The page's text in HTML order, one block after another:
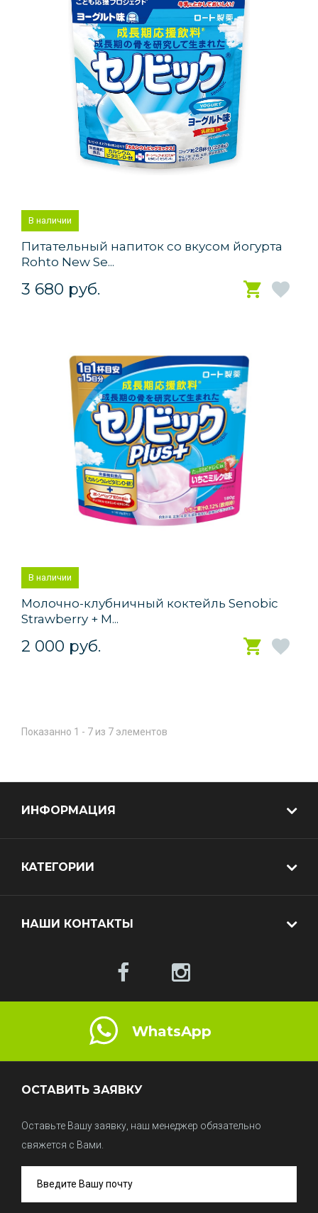
В наличии
Питательный напиток со вкусом йогурта
Rohto New Se...
3 680 руб.
В наличии
Молочно-клубничный коктейль Senobic
Strawberry + M...
2 000 руб.
Показанно 1 - 7 из 7 элементов
ИНФОРМАЦИЯ
КАТЕГОРИИ
НАШИ КОНТАКТЫ
WhatsApp
ОСТАВИТЬ ЗАЯВКУ
Оставьте Вашу заявку, наш менеджер обязательно
свяжется с Вами.